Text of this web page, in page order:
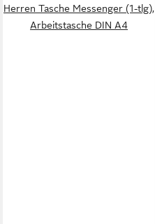
Herren Tasche Messenger (1-tlg),
Arbeitstasche DIN A4